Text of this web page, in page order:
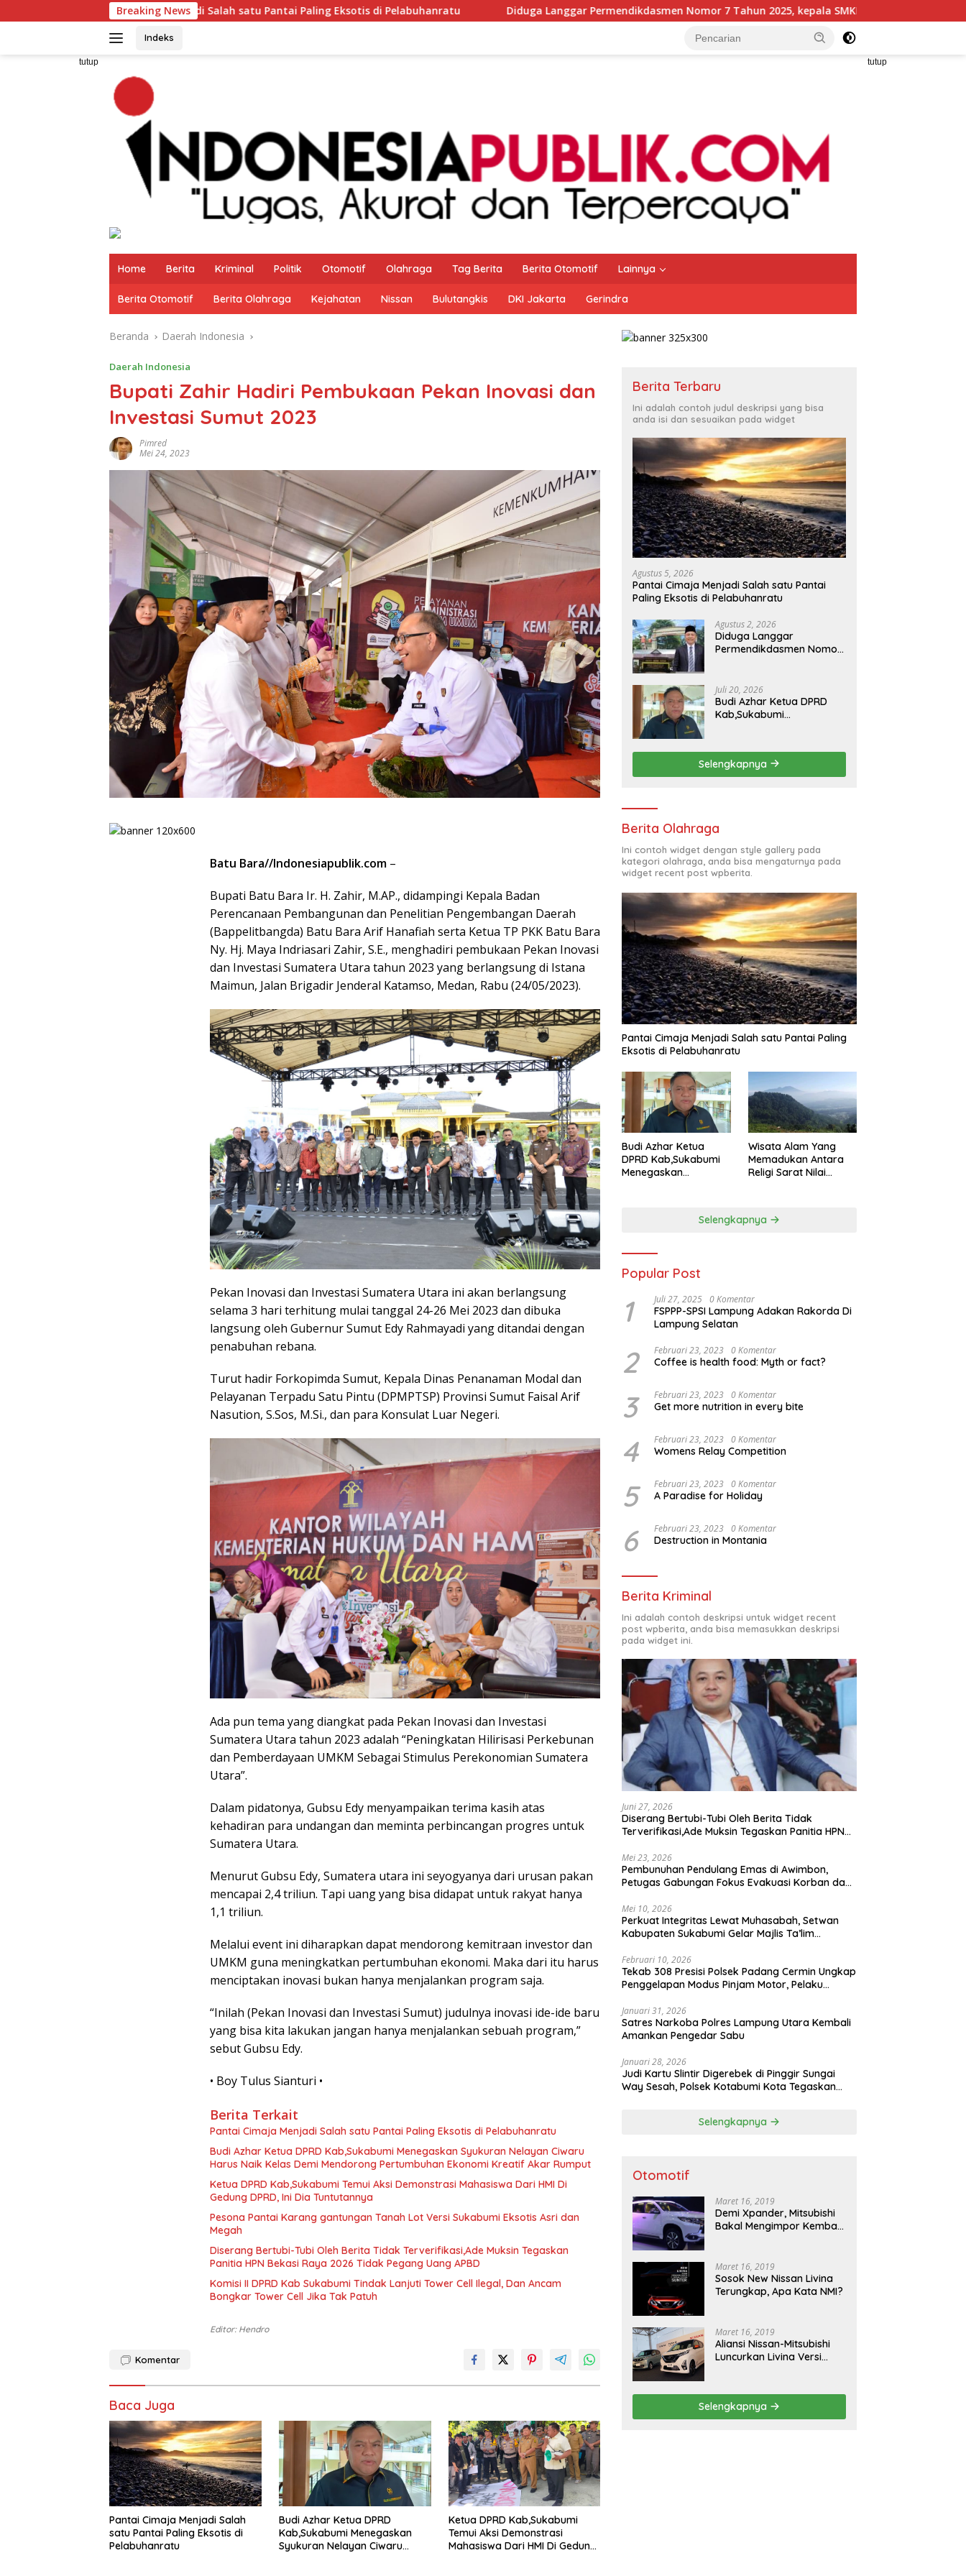
ke
Breaking News
Salah satu Pantai Paling Eksotis di Pelabuhanratu Diduga Langgar Permendikdasmen Nomor 7 Tahun 2025, kepala SMKN 5 Batam disorot Usai Menjabat Kepala Sekolah
Indeks
tutup tutup
Home Berita Kriminal Politik Otomotif Olahraga Tag Berita Berita Otomotif Lainnya
Berita Otomotif Berita Olahraga Kejahatan Nissan Bulutangkis DKI Jakarta Gerindra
Beranda Daerah Indonesia
Daerah Indonesia
Bupati Zahir Hadiri Pembukaan Pekan Inovasi dan
Investasi Sumut 2023
Pimred
Mei 24, 2023
Batu Bara//Indonesiapublik.com –
Bupati Batu Bara Ir. H. Zahir, M.AP., didampingi Kepala Badan
Perencanaan Pembangunan dan Penelitian Pengembangan Daerah
(Bappelitbangda) Batu Bara Arif Hanafiah serta Ketua TP PKK Batu Bara
Ny. Hj. Maya Indriasari Zahir, S.E., menghadiri pembukaan Pekan Inovasi
dan Investasi Sumatera Utara tahun 2023 yang berlangsung di Istana
Maimun, Jalan Brigadir Jenderal Katamso, Medan, Rabu (24/05/2023).
Pekan Inovasi dan Investasi Sumatera Utara ini akan berlangsung
selama 3 hari terhitung mulai tanggal 24-26 Mei 2023 dan dibuka
langsung oleh Gubernur Sumut Edy Rahmayadi yang ditandai dengan
penabuhan rebana.
Turut hadir Forkopimda Sumut, Kepala Dinas Penanaman Modal dan
Pelayanan Terpadu Satu Pintu (DPMPTSP) Provinsi Sumut Faisal Arif
Nasution, S.Sos, M.Si., dan para Konsulat Luar Negeri.
Ada pun tema yang diangkat pada Pekan Inovasi dan Investasi
Sumatera Utara tahun 2023 adalah “Peningkatan Hilirisasi Perkebunan
dan Pemberdayaan UMKM Sebagai Stimulus Perekonomian Sumatera
Utara”.
Dalam pidatonya, Gubsu Edy menyampaikan terima kasih atas
kehadiran para undangan dan meminta perbincangan progres untuk
Sumatera Utara.
Menurut Gubsu Edy, Sumatera utara ini seyogyanya dari urusan pakan
mencapai 2,4 triliun. Tapi uang yang bisa didapat untuk rakyat hanya
1,1 triliun.
Melalui event ini diharapkan dapat mendorong kemitraan investor dan
UMKM guna meningkatkan pertumbuhan ekonomi. Maka dari itu harus
menciptakan inovasi bukan hanya menjalankan program saja.
“Inilah (Pekan Inovasi dan Investasi Sumut) judulnya inovasi ide-ide baru
yang bisa kita lakukan jangan hanya menjalankan sebuah program,”
sebut Gubsu Edy.
• Boy Tulus Sianturi •
Berita Terkait
Pantai Cimaja Menjadi Salah satu Pantai Paling Eksotis di Pelabuhanratu
Budi Azhar Ketua DPRD Kab,Sukabumi Menegaskan Syukuran Nelayan Ciwaru
Harus Naik Kelas Demi Mendorong Pertumbuhan Ekonomi Kreatif Akar Rumput
Ketua DPRD Kab,Sukabumi Temui Aksi Demonstrasi Mahasiswa Dari HMI Di
Gedung DPRD, Ini Dia Tuntutannya
Pesona Pantai Karang gantungan Tanah Lot Versi Sukabumi Eksotis Asri dan
Megah
Diserang Bertubi-Tubi Oleh Berita Tidak Terverifikasi,Ade Muksin Tegaskan
Panitia HPN Bekasi Raya 2026 Tidak Pegang Uang APBD
Komisi II DPRD Kab Sukabumi Tindak Lanjuti Tower Cell Ilegal, Dan Ancam
Bongkar Tower Cell Jika Tak Patuh
Editor: Hendro
Komentar
Baca Juga
Pantai Cimaja Menjadi Salah
satu Pantai Paling Eksotis di
Pelabuhanratu
Budi Azhar Ketua DPRD
Kab,Sukabumi Menegaskan
Syukuran Nelayan Ciwaru
Ketua DPRD Kab,Sukabumi
Temui Aksi Demonstrasi
Mahasiswa Dari HMI Di Gedung
Berita Terbaru
Ini adalah contoh judul deskripsi yang bisa
anda isi dan sesuaikan pada widget
Agustus 5, 2026
Pantai Cimaja Menjadi Salah satu Pantai
Paling Eksotis di Pelabuhanratu
Agustus 2, 2026
Diduga Langgar
Permendikdasmen Nomor
Usai Menjabat Kepala
Sekolah Sekitar 11 Tahun
Juli 20, 2026
Budi Azhar Ketua DPRD
Kab,Sukabumi
Naik Kelas Demi
Mendorong Pertumbuhan
Ekonomi Kreatif Akar
Selengkapnya
Berita Olahraga
Ini contoh widget dengan style gallery pada
kategori olahraga, anda bisa mengaturnya pada
widget recent post wpberita.
Pantai Cimaja Menjadi Salah satu Pantai Paling
Eksotis di Pelabuhanratu
Budi Azhar Ketua
DPRD Kab,Sukabumi
Menegaskan
Ekonomi Kreatif Akar
Wisata Alam Yang
Memadukan Antara
Religi Sarat Nilai
Sukabumi
Selengkapnya
Popular Post
1 Juli 27, 2025 0 Komentar
FSPPP-SPSI Lampung Adakan Rakorda Di
Lampung Selatan
2 Februari 23, 2023 0 Komentar
Coffee is health food: Myth or fact?
3 Februari 23, 2023 0 Komentar
Get more nutrition in every bite
4 Februari 23, 2023 0 Komentar
Womens Relay Competition
5 Februari 23, 2023 0 Komentar
A Paradise for Holiday
6 Februari 23, 2023 0 Komentar
Destruction in Montania
Berita Kriminal
Ini adalah contoh deskripsi untuk widget recent
post wpberita, anda bisa memasukkan deskripsi
pada widget ini.
Juni 27, 2026
Diserang Bertubi-Tubi Oleh Berita Tidak
Terverifikasi,Ade Muksin Tegaskan Panitia HPN
Mei 23, 2026
Pembunuhan Pendulang Emas di Awimbon,
Petugas Gabungan Fokus Evakuasi Korban dan
Mei 10, 2026
Perkuat Integritas Lewat Muhasabah, Setwan
Kabupaten Sukabumi Gelar Majlis Ta’lim
Februari 10, 2026
Tekab 308 Presisi Polsek Padang Cermin Ungkap
Penggelapan Modus Pinjam Motor, Pelaku
Januari 31, 2026
Satres Narkoba Polres Lampung Utara Kembali
Amankan Pengedar Sabu
Januari 28, 2026
Judi Kartu Slintir Digerebek di Pinggir Sungai
Way Sesah, Polsek Kotabumi Kota Tegaskan
Selengkapnya
Otomotif
Maret 16, 2019
Demi Xpander, Mitsubishi
Bakal Mengimpor Kembali
Maret 16, 2019
Sosok New Nissan Livina
Terungkap, Apa Kata NMI?
Maret 16, 2019
Aliansi Nissan-Mitsubishi
Luncurkan Livina Versi
Selengkapnya